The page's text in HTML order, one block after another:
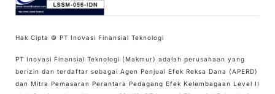
Hak Cipta © PT Inovasi Finansial Teknologi
PT Inovasi Finansial Teknologi (Makmur) adalah perusahaan yang
berizin dan terdaftar sebagai Agen Penjual Efek Reksa Dana (APERD)
dan Mitra Pemasaran Perantara Pedagang Efek Kelembagaan Level II